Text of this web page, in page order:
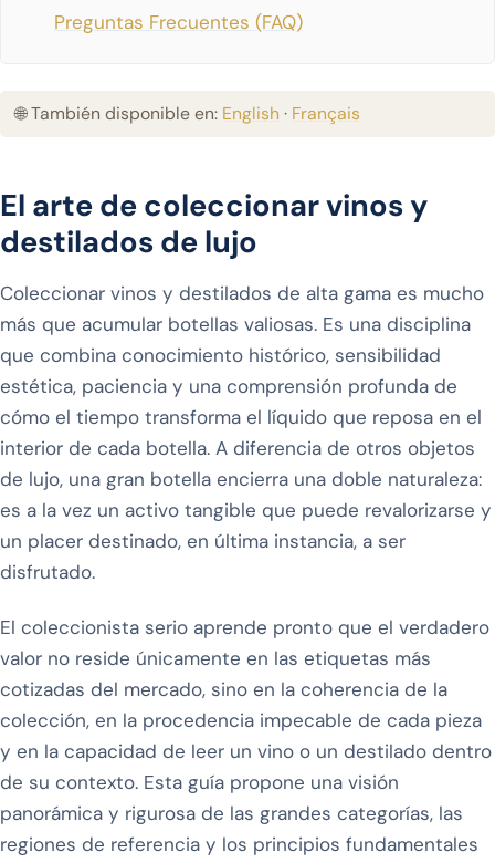
Preguntas Frecuentes (FAQ)
🌐 También disponible en: English · Français
El arte de coleccionar vinos y
destilados de lujo
Coleccionar vinos y destilados de alta gama es mucho
más que acumular botellas valiosas. Es una disciplina
que combina conocimiento histórico, sensibilidad
estética, paciencia y una comprensión profunda de
cómo el tiempo transforma el líquido que reposa en el
interior de cada botella. A diferencia de otros objetos
de lujo, una gran botella encierra una doble naturaleza:
es a la vez un activo tangible que puede revalorizarse y
un placer destinado, en última instancia, a ser
disfrutado.
El coleccionista serio aprende pronto que el verdadero
valor no reside únicamente en las etiquetas más
cotizadas del mercado, sino en la coherencia de la
colección, en la procedencia impecable de cada pieza
y en la capacidad de leer un vino o un destilado dentro
de su contexto. Esta guía propone una visión
panorámica y rigurosa de las grandes categorías, las
regiones de referencia y los principios fundamentales